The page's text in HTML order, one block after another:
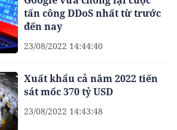
tấn công DDoS nhất từ trước
đến nay
23/08/2022 14:44:40
Xuất khẩu cả năm 2022 tiến
sát mốc 370 tỷ USD
23/08/2022 14:43:48